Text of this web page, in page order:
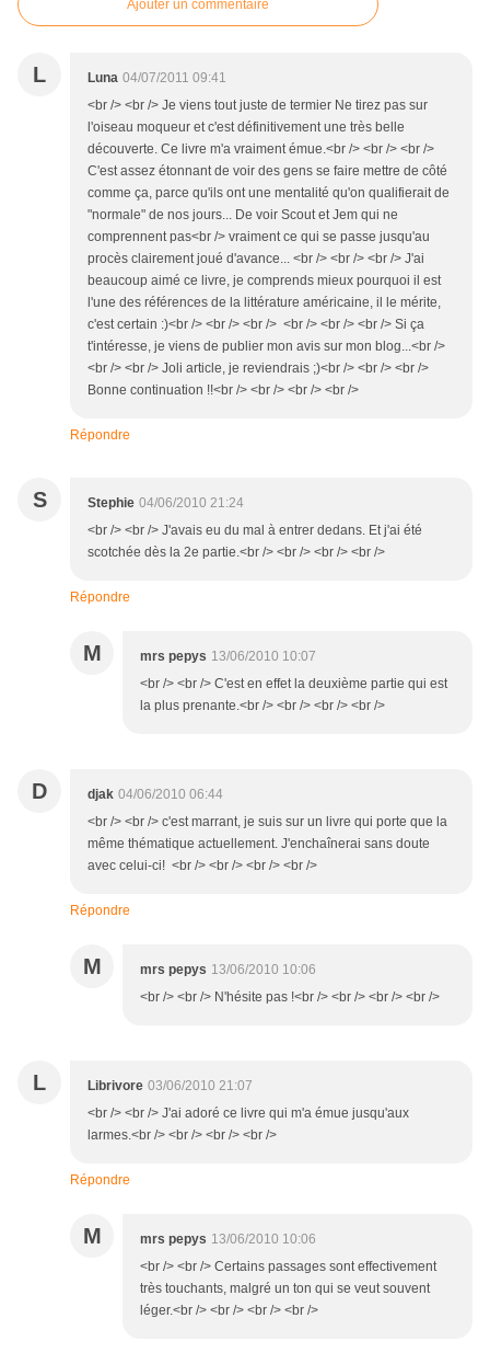
Ajouter un commentaire
L Luna 04/07/2011 09:41
<br /> <br /> Je viens tout juste de termier Ne tirez pas sur
l'oiseau moqueur et c'est définitivement une très belle
découverte. Ce livre m'a vraiment émue.<br /> <br /> <br />
C'est assez étonnant de voir des gens se faire mettre de côté
comme ça, parce qu'ils ont une mentalité qu'on qualifierait de
"normale" de nos jours... De voir Scout et Jem qui ne
comprennent pas<br /> vraiment ce qui se passe jusqu'au
procès clairement joué d'avance... <br /> <br /> <br /> J'ai
beaucoup aimé ce livre, je comprends mieux pourquoi il est
l'une des références de la littérature américaine, il le mérite,
c'est certain :)<br /> <br /> <br /> <br /> <br /> <br /> Si ça
t'intéresse, je viens de publier mon avis sur mon blog...<br />
<br /> <br /> Joli article, je reviendrais ;)<br /> <br /> <br />
Bonne continuation !!<br /> <br /> <br /> <br />
Répondre
S Stephie 04/06/2010 21:24
<br /> <br /> J'avais eu du mal à entrer dedans. Et j'ai été
scotchée dès la 2e partie.<br /> <br /> <br /> <br />
Répondre
M mrs pepys 13/06/2010 10:07
<br /> <br /> C'est en effet la deuxième partie qui est
la plus prenante.<br /> <br /> <br /> <br />
D djak 04/06/2010 06:44
<br /> <br /> c'est marrant, je suis sur un livre qui porte que la
même thématique actuellement. J'enchaînerai sans doute
avec celui-ci! <br /> <br /> <br /> <br />
Répondre
M mrs pepys 13/06/2010 10:06
<br /> <br /> N'hésite pas !<br /> <br /> <br /> <br />
L Librivore 03/06/2010 21:07
<br /> <br /> J'ai adoré ce livre qui m'a émue jusqu'aux
larmes.<br /> <br /> <br /> <br />
Répondre
M mrs pepys 13/06/2010 10:06
<br /> <br /> Certains passages sont effectivement
très touchants, malgré un ton qui se veut souvent
léger.<br /> <br /> <br /> <br />